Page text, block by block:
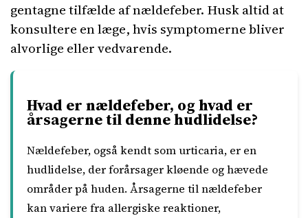
gentagne tilfælde af nældefeber. Husk altid at
konsultere en læge, hvis symptomerne bliver
alvorlige eller vedvarende.
Hvad er nældefeber, og hvad er
årsagerne til denne hudlidelse?
Nældefeber, også kendt som urticaria, er en
hudlidelse, der forårsager kløende og hævede
områder på huden. Årsagerne til nældefeber
kan variere fra allergiske reaktioner,